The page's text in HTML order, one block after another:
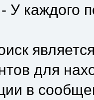
- У каждого
для
в